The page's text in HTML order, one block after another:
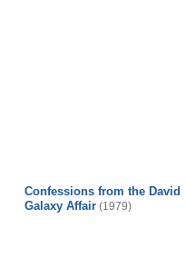
Confessions from the David
Galaxy Affair (1979)